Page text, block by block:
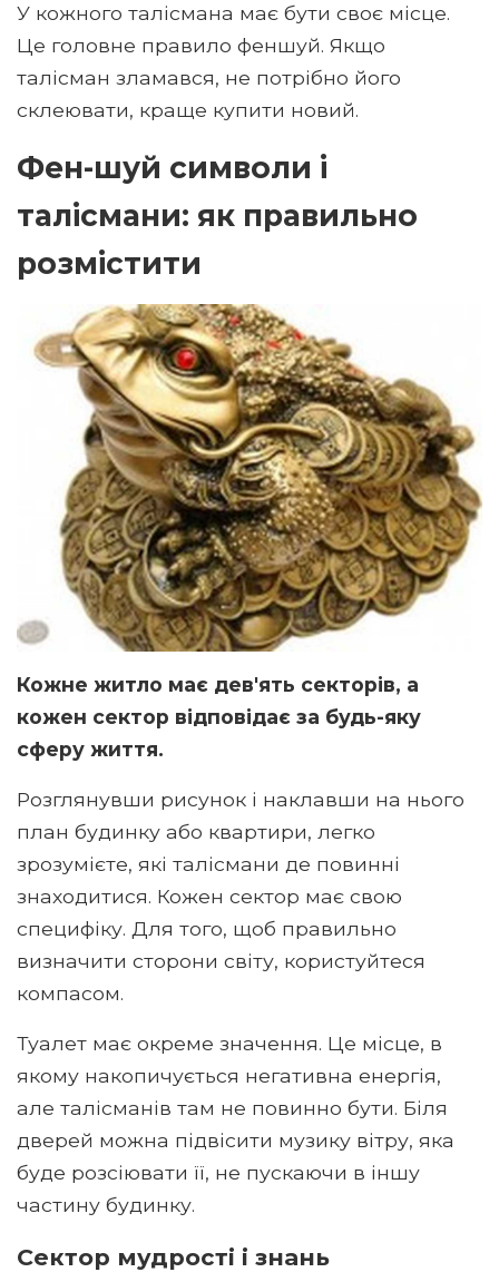
У кожного талісмана має бути своє місце.
Це головне правило феншуй. Якщо
талісман зламався, не потрібно його
склеювати, краще купити новий.
Фен-шуй символи і
талісмани: як правильно
розмістити
Кожне житло має дев'ять секторів, а
кожен сектор відповідає за будь-яку
сферу життя.
Розглянувши рисунок і наклавши на нього
план будинку або квартири, легко
зрозумієте, які талісмани де повинні
знаходитися. Кожен сектор має свою
специфіку. Для того, щоб правильно
визначити сторони світу, користуйтеся
компасом.
Туалет має окреме значення. Це місце, в
якому накопичується негативна енергія,
але талісманів там не повинно бути. Біля
дверей можна підвісити музику вітру, яка
буде розсіювати її, не пускаючи в іншу
частину будинку.
Сектор мудрості і знань